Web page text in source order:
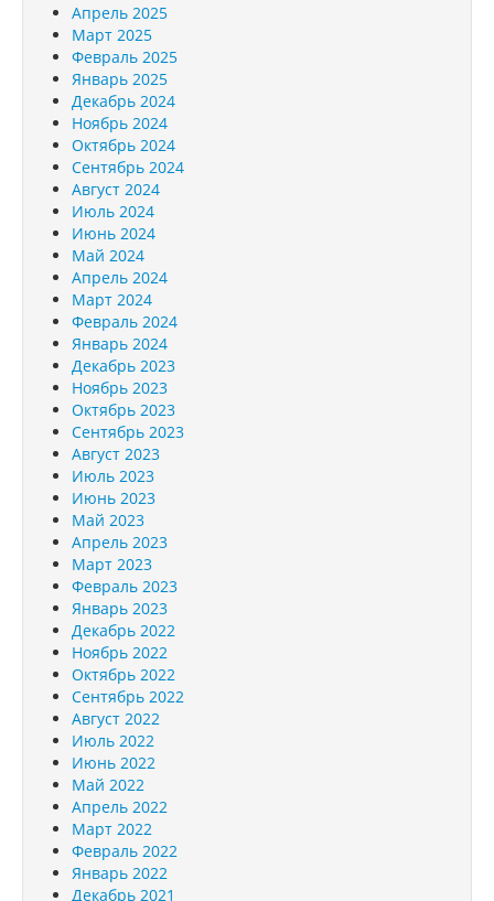
Апрель 2025
Март 2025
Февраль 2025
Январь 2025
Декабрь 2024
Ноябрь 2024
Октябрь 2024
Сентябрь 2024
Август 2024
Июль 2024
Июнь 2024
Май 2024
Апрель 2024
Март 2024
Февраль 2024
Январь 2024
Декабрь 2023
Ноябрь 2023
Октябрь 2023
Сентябрь 2023
Август 2023
Июль 2023
Июнь 2023
Май 2023
Апрель 2023
Март 2023
Февраль 2023
Январь 2023
Декабрь 2022
Ноябрь 2022
Октябрь 2022
Сентябрь 2022
Август 2022
Июль 2022
Июнь 2022
Май 2022
Апрель 2022
Март 2022
Февраль 2022
Январь 2022
Декабрь 2021